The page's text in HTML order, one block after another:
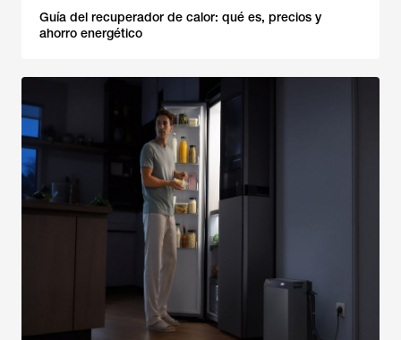
Guía del recuperador de calor: qué es, precios y
ahorro energético